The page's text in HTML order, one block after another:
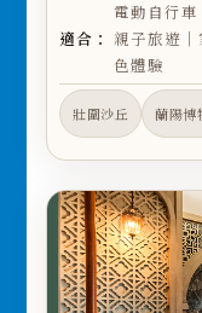
電動自行
適合： 親子旅遊
色體驗
壯圍沙丘 蘭陽博